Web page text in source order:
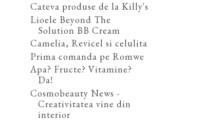
Cateva produse de la Killy's
Lioele Beyond The
Solution BB Cream
Camelia, Revicel si celulita
Prima comanda pe Romwe
Apa? Fructe? Vitamine?
Da!
Cosmobeauty News -
Creativitatea vine din
interior